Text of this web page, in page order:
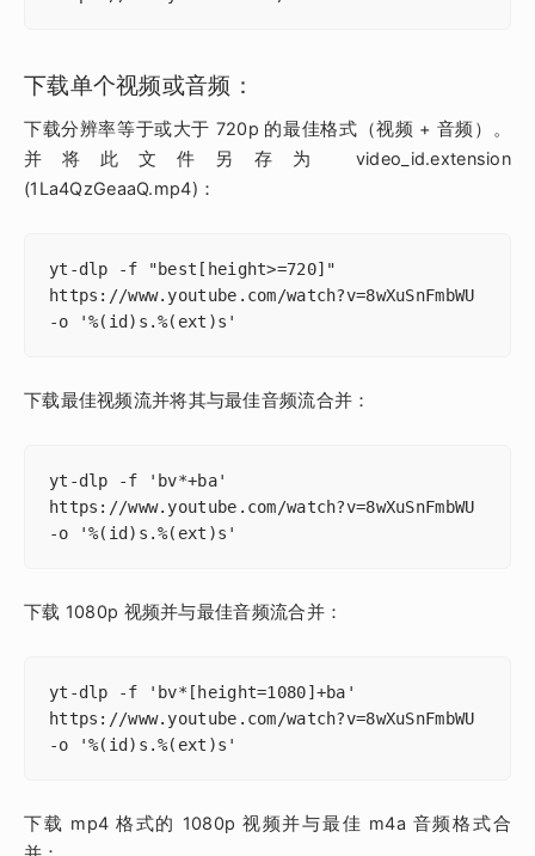
下载单个视频或音频：
下载分辨率等于或大于 720p 的最佳格式（视频 + 音频）。
并将此文件另存为 video_id.extension
(1La4QzGeaaQ.mp4)：
yt-dlp -f "best[height>=720]"
https://www.youtube.com/watch?v=8wXuSnFmbWU
-o '%(id)s.%(ext)s'
下载最佳视频流并将其与最佳音频流合并：
yt-dlp -f 'bv*+ba'
https://www.youtube.com/watch?v=8wXuSnFmbWU
-o '%(id)s.%(ext)s'
下载 1080p 视频并与最佳音频流合并：
yt-dlp -f 'bv*[height=1080]+ba'
https://www.youtube.com/watch?v=8wXuSnFmbWU
-o '%(id)s.%(ext)s'
下载 mp4 格式的 1080p 视频并与最佳 m4a 音频格式合